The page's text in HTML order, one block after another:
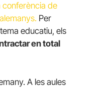
conferència de
alemanys. Per
educatiu, els
en total
A les aules